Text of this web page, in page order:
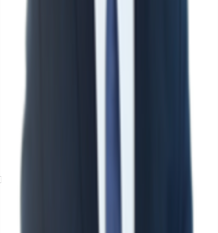
Exposé herunterladen